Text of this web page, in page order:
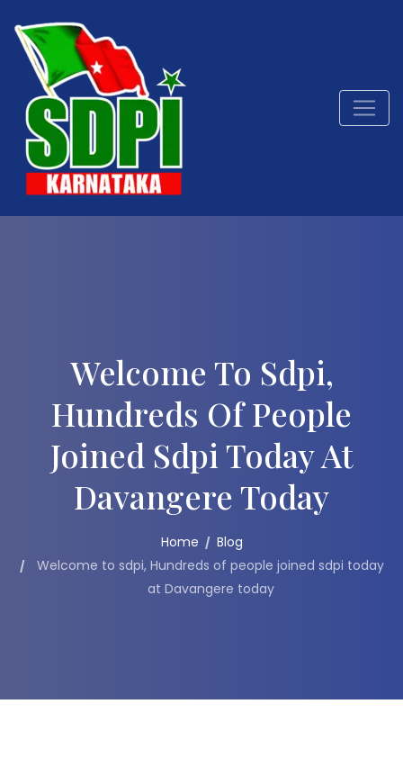
Welcome To Sdpi,
Hundreds Of People
Joined Sdpi Today At
Davangere Today
Home
Blog
Welcome to sdpi, Hundreds of people joined sdpi today
at Davangere today